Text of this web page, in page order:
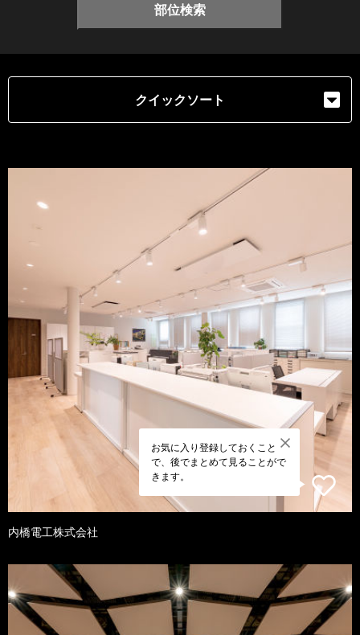
部位検索
クイックソート
お気に入り登録しておくこと
で、後でまとめて見ることがで
きます。
内橋電工株式会社